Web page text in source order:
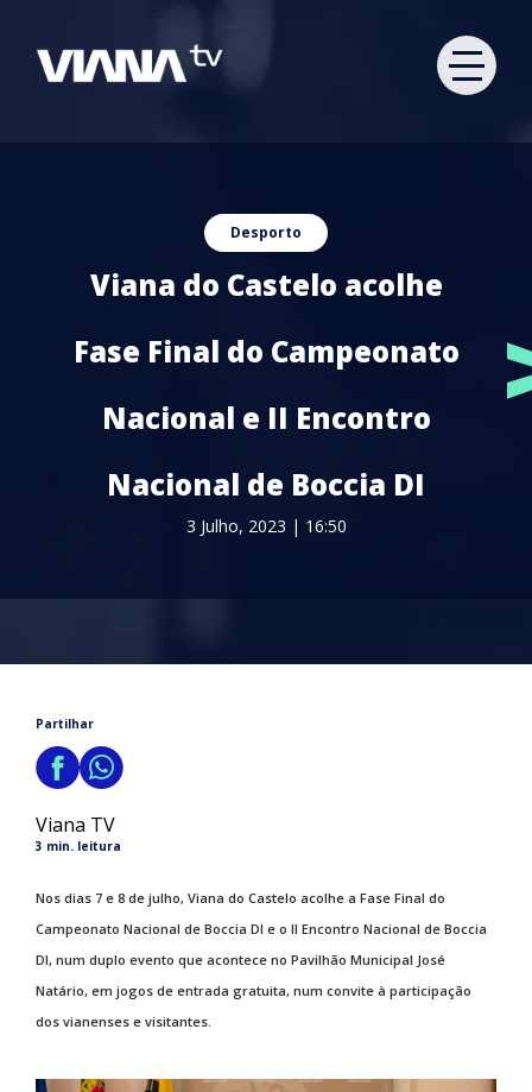
Desporto
Viana do Castelo acolhe
Fase Final do Campeonato
Nacional e II Encontro
Nacional de Boccia DI
3 Julho, 2023 | 16:50
Partilhar
Viana TV
3 min. leitura
Nos dias 7 e 8 de julho, Viana do Castelo acolhe a Fase Final do
Campeonato Nacional de Boccia DI e o II Encontro Nacional de Boccia
DI, num duplo evento que acontece no Pavilhão Municipal José
Natário, em jogos de entrada gratuita, num convite à participação
dos vianenses e visitantes.